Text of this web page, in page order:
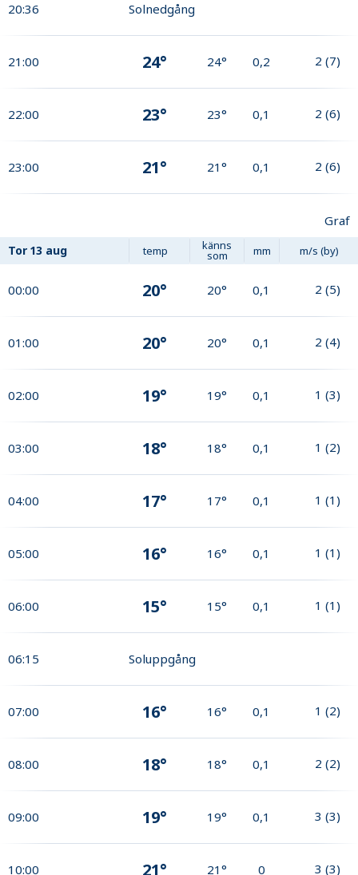
20:36 Solnedgång
21:00 24° 24° 0,2 2 (7)
22:00 23° 23° 0,1 2 (6)
23:00 21° 21° 0,1 2 (6)
Graf
Tor 13 aug temp känns
som mm m/s (by)
00:00 20° 20° 0,1 2 (5)
01:00 20° 20° 0,1 2 (4)
02:00 19° 19° 0,1 1 (3)
03:00 18° 18° 0,1 1 (2)
04:00 17° 17° 0,1 1 (1)
05:00 16° 16° 0,1 1 (1)
06:00 15° 15° 0,1 1 (1)
06:15 Soluppgång
07:00 16° 16° 0,1 1 (2)
08:00 18° 18° 0,1 2 (2)
09:00 19° 19° 0,1 3 (3)
10:00 21° 21° 0 3 (3)